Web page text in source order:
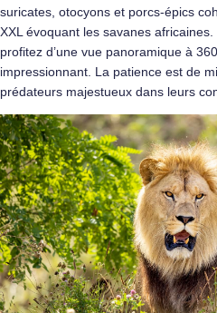
suricates, otocyons et porcs-épics
XXL évoquant les savanes
profitez d’une vue panoramique à
impressionnant. La patience est de
prédateurs majestueux dans leurs